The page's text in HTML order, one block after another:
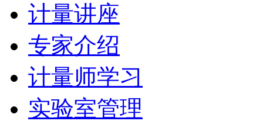
计量讲座
专家介绍
计量师学习
实验室管理